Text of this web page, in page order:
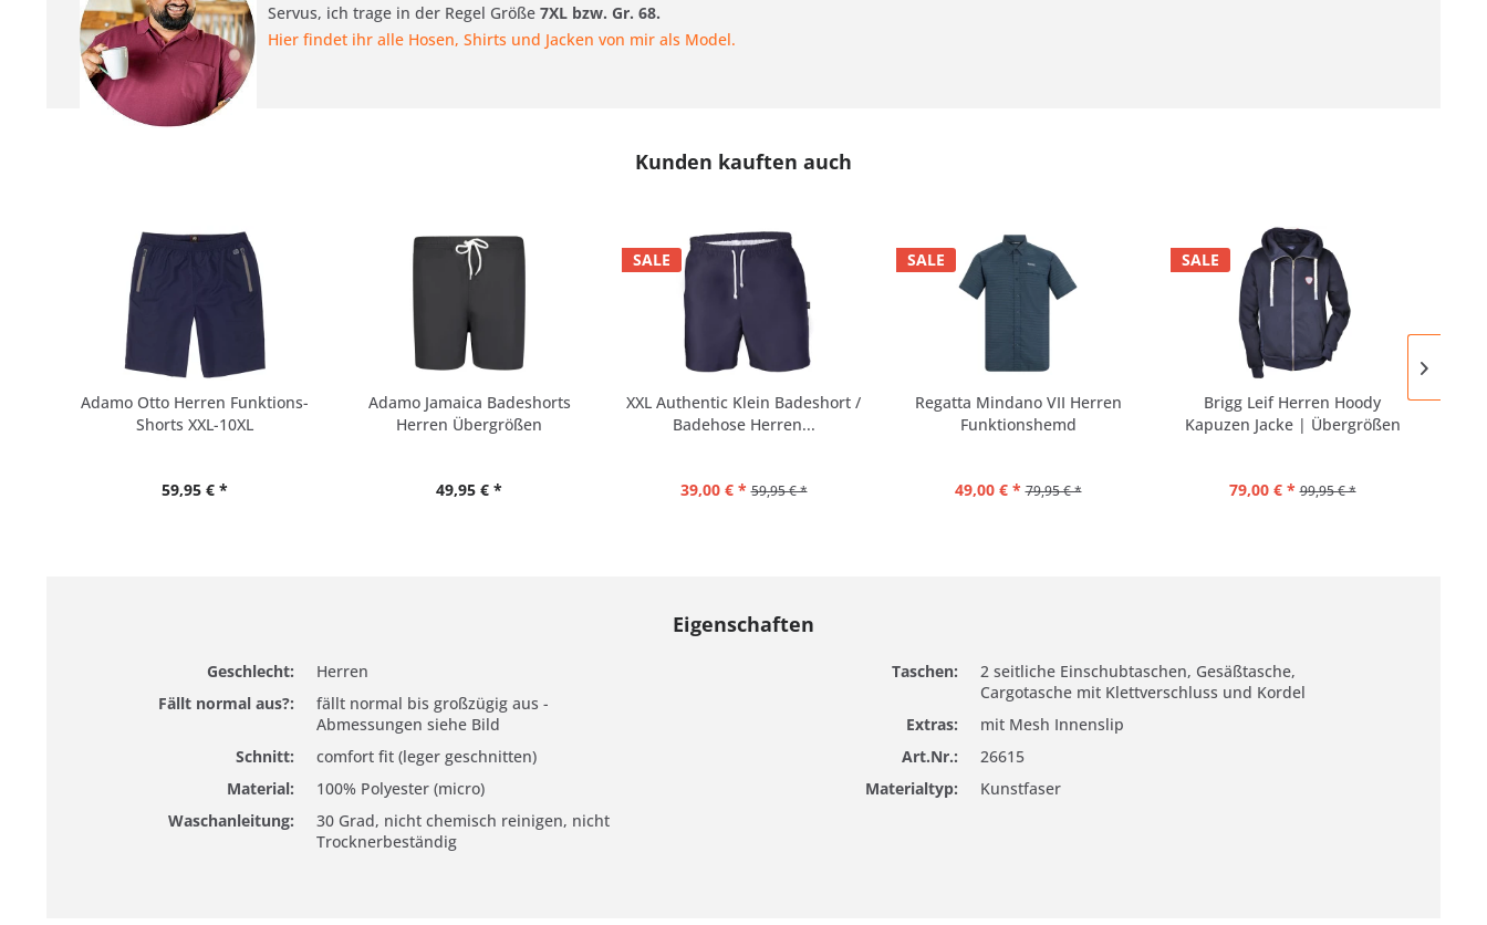
Servus, ich trage in der Regel Größe 7XL bzw. Gr. 68.
Hier findet ihr alle Hosen, Shirts und Jacken von mir als Model.
Kunden kauften auch
Adamo Otto Herren Funktions-
Shorts XXL-10XL
59,95 € *
Adamo Jamaica Badeshorts
Herren Übergrößen
49,95 € *
SALE
XXL Authentic Klein Badeshort /
Badehose Herren...
39,00 € * 59,95 € *
SALE
Regatta Mindano VII Herren
Funktionshemd
49,00 € * 79,95 € *
SALE
Brigg Leif Herren Hoody
Kapuzen Jacke | Übergrößen
79,00 € * 99,95 € *
Eigenschaften
Geschlecht:
Herren
Fällt normal aus?:
fällt normal bis großzügig aus -
Abmessungen siehe Bild
Schnitt:
comfort fit (leger geschnitten)
Material:
100% Polyester (micro)
Waschanleitung:
30 Grad, nicht chemisch reinigen, nicht
Trocknerbeständig
Taschen:
2 seitliche Einschubtaschen, Gesäßtasche,
Cargotasche mit Klettverschluss und Kordel
Extras:
mit Mesh Innenslip
Art.Nr.:
26615
Materialtyp:
Kunstfaser